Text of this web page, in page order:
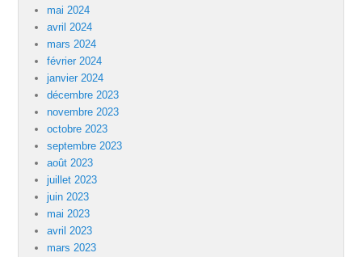
mai 2024
avril 2024
mars 2024
février 2024
janvier 2024
décembre 2023
novembre 2023
octobre 2023
septembre 2023
août 2023
juillet 2023
juin 2023
mai 2023
avril 2023
mars 2023